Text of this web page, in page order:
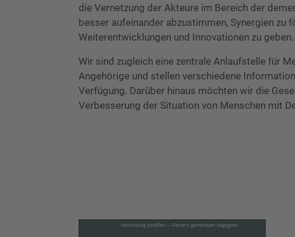
die Vernetzung der Akteure im Bereich der
besser aufeinander abzustimmen, Synergien zu
Weiterentwicklungen und Innovationen zu geben.
Wir sind zugleich eine zentrale Anlaufstelle für
Angehörige und stellen verschiedene
Verfügung. Darüber hinaus möchten wir die
Verbesserung der Situation von Menschen mit